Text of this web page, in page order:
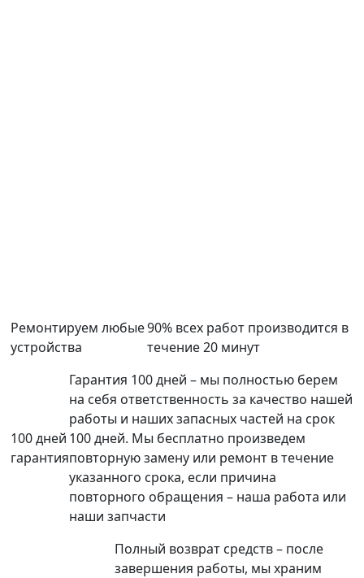
Ремонтируем любые
устройства
90% всех работ производится в
течение 20 минут
100 дней
гарантия
Гарантия 100 дней – мы полностью берем
на себя ответственность за качество нашей
работы и наших запасных частей на срок
100 дней. Мы бесплатно произведем
повторную замену или ремонт в течение
указанного срока, если причина
повторного обращения – наша работа или
наши запчасти
Полный возврат средств – после
завершения работы, мы храним